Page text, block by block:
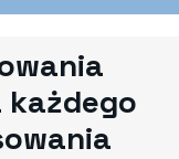
każdego